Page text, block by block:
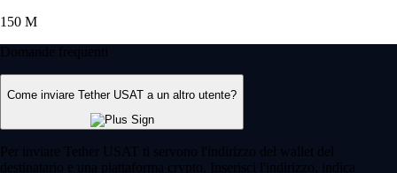
150 M
Domande frequenti
Come inviare Tether USAT a un altro utente?
Per inviare Tether USAT ti servono l'indirizzo del wallet del
destinatario e una piattaforma crypto. Inserisci l'indirizzo, indica